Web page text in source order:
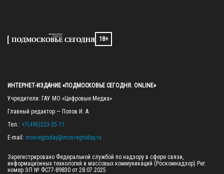
18+
ИНТЕРНЕТ-ИЗДАНИЕ «ПОДМОСКОВЬЕ СЕГОДНЯ. ONLINE»
Учредители: ГАУ МО «Цифровые Медиа»
Главный редактор — Попов И. А.
Тел.: +7(495)223-35-11
E-mail: mosregtoday@mosregtoday.ru
Зарегистрировано Федеральной службой по надзору в сфере связи,
информационных технологий и массовых коммуникаций (Роскомнадзор) Рег.
номер ЭЛ № ФС77-89830 от 28.07.2025